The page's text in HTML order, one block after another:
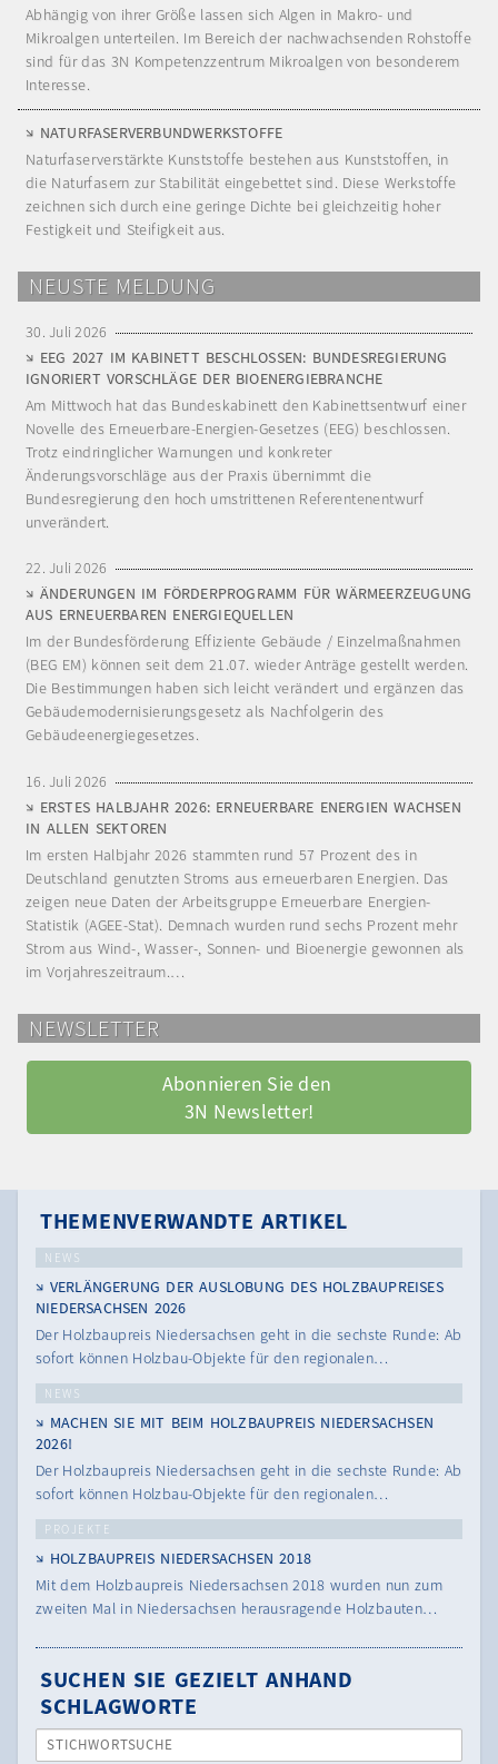
Abhängig von ihrer Größe lassen sich Algen in Makro- und
Mikroalgen unterteilen. Im Bereich der nachwachsenden Rohstoffe
sind für das 3N Kompetenzzentrum Mikroalgen von besonderem
Interesse.
NATURFASERVERBUNDWERKSTOFFE
Naturfaserverstärkte Kunststoffe bestehen aus Kunststoffen, in
die Naturfasern zur Stabilität eingebettet sind. Diese Werkstoffe
zeichnen sich durch eine geringe Dichte bei gleichzeitig hoher
Festigkeit und Steifigkeit aus.
NEUSTE MELDUNG
30. Juli 2026
EEG 2027 IM KABINETT BESCHLOSSEN: BUNDESREGIERUNG
IGNORIERT VORSCHLÄGE DER BIOENERGIEBRANCHE
Am Mittwoch hat das Bundeskabinett den Kabinettsentwurf einer
Novelle des Erneuerbare-Energien-Gesetzes (EEG) beschlossen.
Trotz eindringlicher Warnungen und konkreter
Änderungsvorschläge aus der Praxis übernimmt die
Bundesregierung den hoch umstrittenen Referentenentwurf
unverändert.
22. Juli 2026
ÄNDERUNGEN IM FÖRDERPROGRAMM FÜR WÄRMEERZEUGUNG
AUS ERNEUERBAREN ENERGIEQUELLEN
Im der Bundesförderung Effiziente Gebäude / Einzelmaßnahmen
(BEG EM) können seit dem 21.07. wieder Anträge gestellt werden.
Die Bestimmungen haben sich leicht verändert und ergänzen das
Gebäudemodernisierungsgesetz als Nachfolgerin des
Gebäudeenergiegesetzes.
16. Juli 2026
ERSTES HALBJAHR 2026: ERNEUERBARE ENERGIEN WACHSEN
IN ALLEN SEKTOREN
Im ersten Halbjahr 2026 stammten rund 57 Prozent des in
Deutschland genutzten Stroms aus erneuerbaren Energien. Das
zeigen neue Daten der Arbeitsgruppe Erneuerbare Energien-
Statistik (AGEE-Stat). Demnach wurden rund sechs Prozent mehr
Strom aus Wind-, Wasser-, Sonnen- und Bioenergie gewonnen als
im Vorjahreszeitraum.…
NEWSLETTER
Abonnieren Sie den
3N Newsletter!
THEMENVERWANDTE ARTIKEL
NEWS
VERLÄNGERUNG DER AUSLOBUNG DES HOLZBAUPREISES
NIEDERSACHSEN 2026
Der Holzbaupreis Niedersachsen geht in die sechste Runde: Ab
sofort können Holzbau-Objekte für den regionalen…
NEWS
MACHEN SIE MIT BEIM HOLZBAUPREIS NIEDERSACHSEN
2026!
Der Holzbaupreis Niedersachsen geht in die sechste Runde: Ab
sofort können Holzbau-Objekte für den regionalen…
PROJEKTE
HOLZBAUPREIS NIEDERSACHSEN 2018
Mit dem Holzbaupreis Niedersachsen 2018 wurden nun zum
zweiten Mal in Niedersachsen herausragende Holzbauten…
SUCHEN SIE GEZIELT ANHAND
SCHLAGWORTE
STICHWORTSUCHE